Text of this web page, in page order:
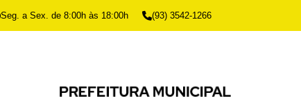
Seg. a Sex. de 8:00h às 18:00h (93) 3542-1266